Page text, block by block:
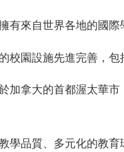
有來自世界各地的國
校園設施先進完善，
加拿大的首都渥太華
學品質、多元化的教